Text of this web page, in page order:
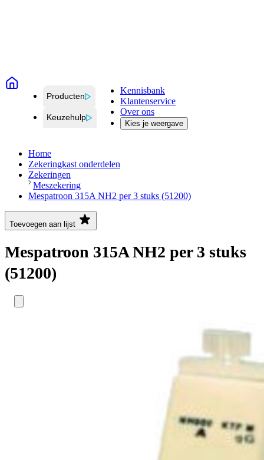
Producten
Keuzehulp
Kennisbank
Klantenservice
Over ons
Kies je weergave
Home
Zekeringkast onderdelen
Zekeringen
Meszekering
Mespatroon 315A NH2 per 3 stuks (51200)
Toevoegen aan lijst
Mespatroon 315A NH2 per 3 stuks
(51200)